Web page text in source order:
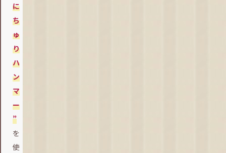
に
ち
ゅ
り
ハ
ン
マ
ー
”
を
使